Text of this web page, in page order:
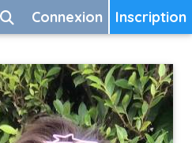
Inscription
Connexion